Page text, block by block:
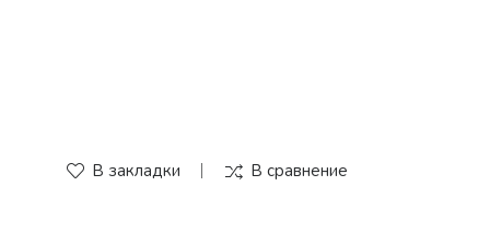
В закладки В сравнение